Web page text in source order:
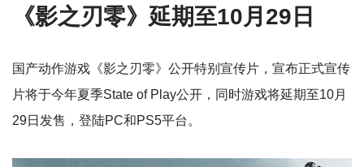
《影之刃零》延期至10月29日
国产动作游戏《影之刃零》公开特别宣传片，宣布正式宣传
片将于今年夏季State of Play公开，同时游戏将延期至10月
29日发售，登陆PC和PS5平台。